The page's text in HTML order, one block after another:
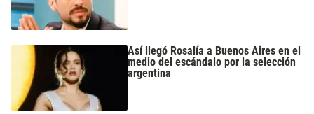
Así llegó Rosalía a Buenos Aires en el
medio del escándalo por la selección
argentina